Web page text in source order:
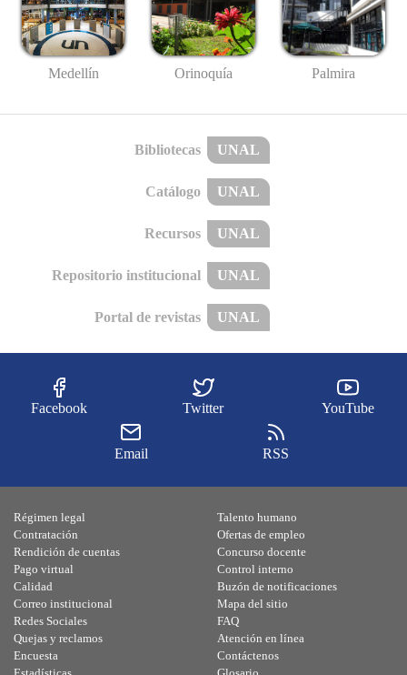
Medellín Orinoquía Palmira
Bibliotecas UNAL
Catálogo UNAL
Recursos UNAL
Repositorio institucional UNAL
Portal de revistas UNAL
Facebook Twitter YouTube
Email RSS
Régimen legal
Contratación
Rendición de cuentas
Pago virtual
Calidad
Talento humano
Ofertas de empleo
Concurso docente
Control interno
Buzón de notificaciones
Correo institucional
Redes Sociales
Quejas y reclamos
Encuesta
Mapa del sitio
FAQ
Atención en línea
Contáctenos